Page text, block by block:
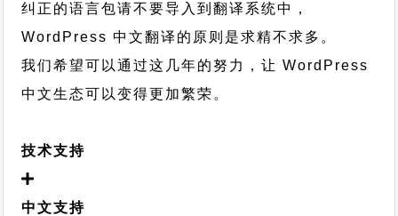
纠正的语言包请不要导入到翻译系统中，
WordPress 中文翻译的原则 是求精不求多。
我们希望可以通过这几年的努力，让 WordPress
中文生态可以变得更加繁荣。
技术支持
中文支持